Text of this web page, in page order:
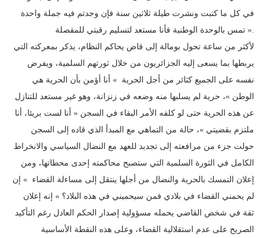
في كل ما كتبت ونشرت طيلة ثلاثين سنة فإن وجدتم فيه جملة واحدة
تمس بالوحدة الوطنية فأنا مستعد لتسليم رقبتي للمقصلة ».
لأكثر من ساعة تحول بومالة إلى قاض يحاكم النظام، يذكر بمعركته التي
يربطها بما يسعى إليه الجزائريون من خلال ثورتهم السلمية، ويفرض
نفسه على الجميع كثائر من أجل الحرية » أنا أؤمن بأن الحرية هي
الوطن »، حرية لم يسلبها منه وضعه في زنزانة، وهو غير مستعد للتنازل
عن هذه الحرية حتى لو كلفه الأمر البقاء في السجن « أنا لست بريئا، أنا
ملتزم بقضيتي »، حالة من التماهي مع المبدأ الذي قاده إلى السجن
حولت جزء من مرافعته إلى تجديد للعهد مع النضال السياسي والانخراط
الكامل في الثورة السلمية التي ستصبح محاكمته إحدى محطاتها، ومن
إعلان التمسك بالحرية والنضال من أجلها ينتقل إلى مساءلة القضاء » إن
لم يحمني القضاء في بلادي فمن سيحميني في هذه البلاد؟ » إنه إعلان
ثقة في شخص القاضي يحمله مسؤولية إصدار الحكم العادل رغم التأكيد
الصريح على عدم استقلالية القضاء، وعلى هذه النقطة الأساسية